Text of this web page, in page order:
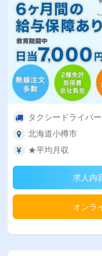
タクシードライバー
北海道小樽市
★平均月収
求人内
オンラ